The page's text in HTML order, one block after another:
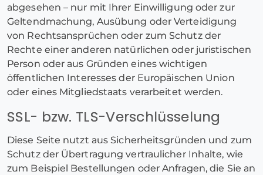
abgesehen – nur mit Ihrer Einwilligung oder zur
Geltendmachung, Ausübung oder Verteidigung
von Rechtsansprüchen oder zum Schutz der
Rechte einer anderen natürlichen oder juristischen
Person oder aus Gründen eines wichtigen
öffentlichen Interesses der Europäischen Union
oder eines Mitgliedstaats verarbeitet werden.
SSL- bzw. TLS-Verschlüsselung
Diese Seite nutzt aus Sicherheitsgründen und zum
Schutz der Übertragung vertraulicher Inhalte, wie
zum Beispiel Bestellungen oder Anfragen, die Sie an